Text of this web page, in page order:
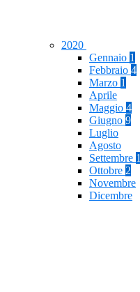
2020
Gennaio 1
Febbraio 4
Marzo 1
Aprile
Maggio 4
Giugno 9
Luglio
Agosto
Settembre 1
Ottobre 2
Novembre
Dicembre